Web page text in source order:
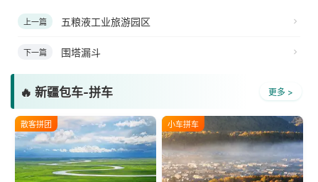
上一篇 五粮液工业旅游园区
下一篇 围塔漏斗
🔥 新疆包车-拼车 更多 >
散客拼团 小车拼车